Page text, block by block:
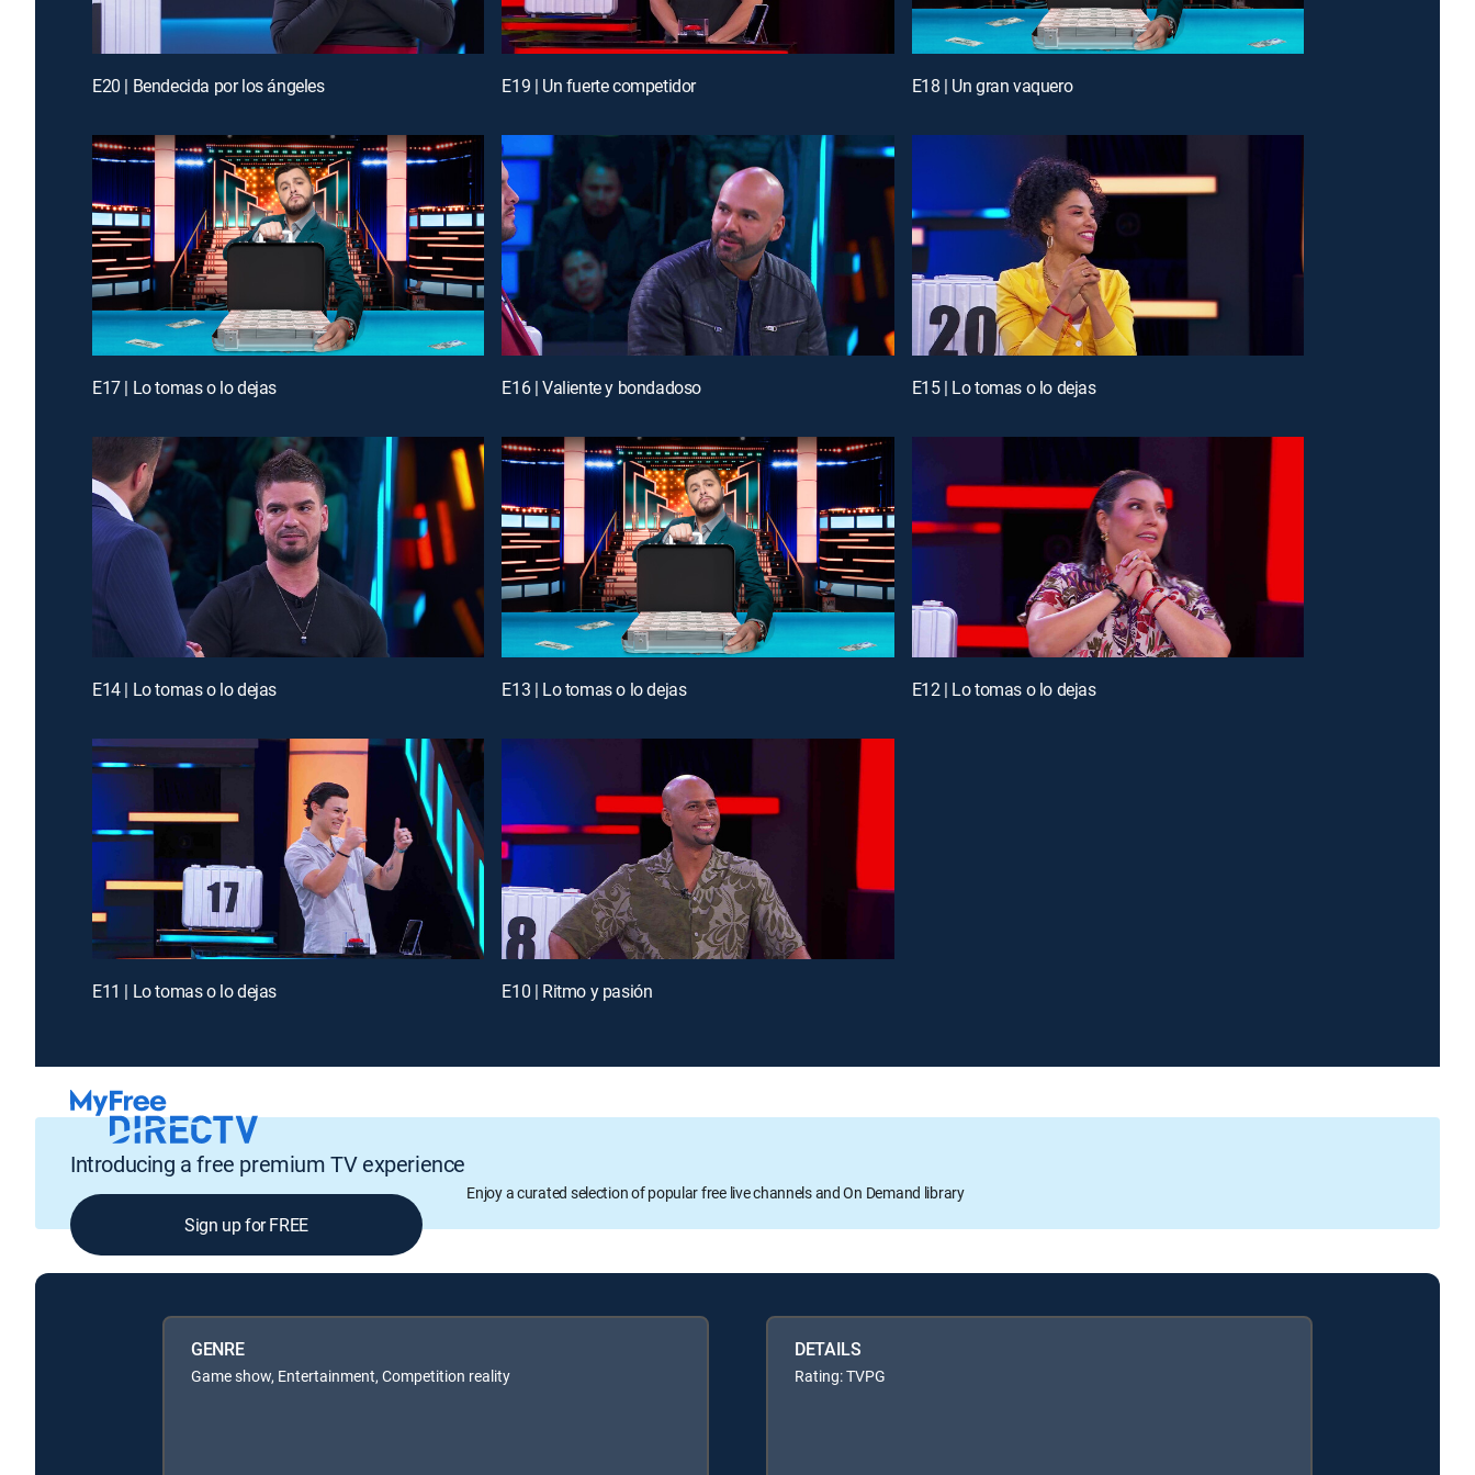
E20 | Bendecida por los ángeles E19 | Un fuerte competidor E18 | Un gran vaquero
E17 | Lo tomas o lo dejas E16 | Valiente y bondadoso E15 | Lo tomas o lo dejas
E14 | Lo tomas o lo dejas E13 | Lo tomas o lo dejas E12 | Lo tomas o lo dejas
E11 | Lo tomas o lo dejas E10 | Ritmo y pasión
Introducing a free premium TV experience
Enjoy a curated selection of popular free live channels and On Demand library
Sign up for FREE
GENRE
Game show, Entertainment, Competition reality
DETAILS
Rating: TVPG